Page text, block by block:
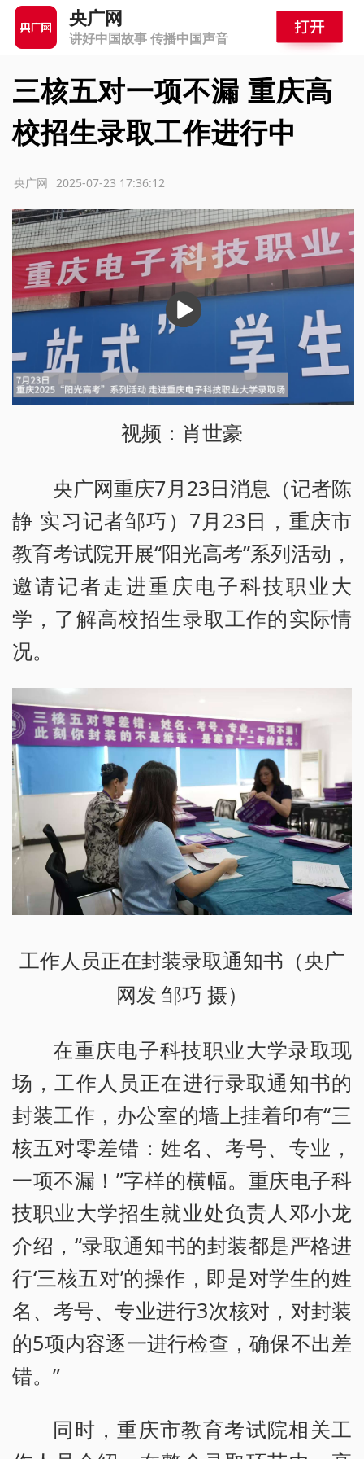
央广网
讲好中国故事 传播中国声音
三核五对一项不漏 重庆高
校招生录取工作进行中
2025-07-23 17:36:12
央广网
播
放
视频：肖世豪
央广网重庆7月23日消息（记者陈
静 实习记者邹巧）7月23日，重庆市
教育考试院开展“阳光高考”系列活动，
邀请记者走进重庆电子科技职业大
学，了解高校招生录取工作的实际情
况。
工作人员正在封装录取通知书（央广
网发 邹巧 摄）
在重庆电子科技职业大学录取现
场，工作人员正在进行录取通知书的
封装工作，办公室的墙上挂着印有“三
核五对零差错：姓名、考号、专业，
一项不漏！”字样的横幅。重庆电子科
技职业大学招生就业处负责人邓小龙
介绍，“录取通知书的封装都是严格进
行‘三核五对’的操作，即是对学生的姓
名、考号、专业进行3次核对，对封装
的5项内容逐一进行检查，确保不出差
错。”
同时，重庆市教育考试院相关工